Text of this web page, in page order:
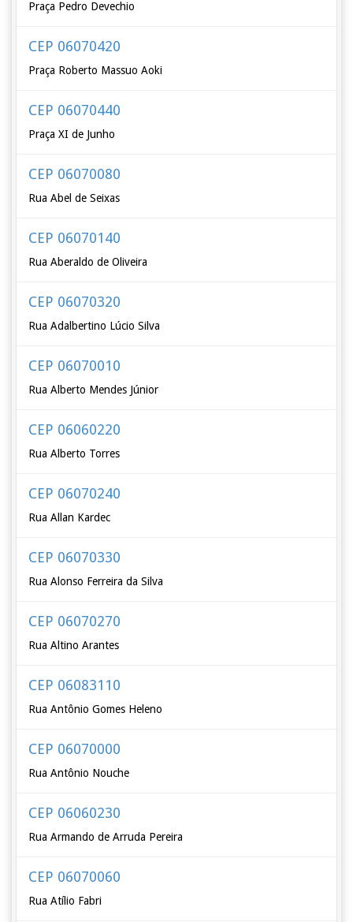
Praça Pedro Devechio
CEP 06070420
Praça Roberto Massuo Aoki
CEP 06070440
Praça XI de Junho
CEP 06070080
Rua Abel de Seixas
CEP 06070140
Rua Aberaldo de Oliveira
CEP 06070320
Rua Adalbertino Lúcio Silva
CEP 06070010
Rua Alberto Mendes Júnior
CEP 06060220
Rua Alberto Torres
CEP 06070240
Rua Allan Kardec
CEP 06070330
Rua Alonso Ferreira da Silva
CEP 06070270
Rua Altino Arantes
CEP 06083110
Rua Antônio Gomes Heleno
CEP 06070000
Rua Antônio Nouche
CEP 06060230
Rua Armando de Arruda Pereira
CEP 06070060
Rua Atílio Fabri